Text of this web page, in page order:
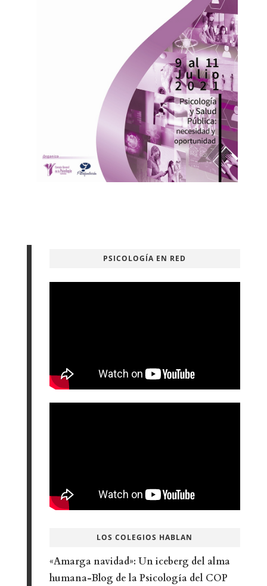
PSICOLOGÍA EN RED
LOS COLEGIOS HABLAN
«Amarga navidad»: Un iceberg del alma
humana-Blog de la Psicología del COP